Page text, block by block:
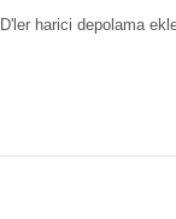
harici depolama